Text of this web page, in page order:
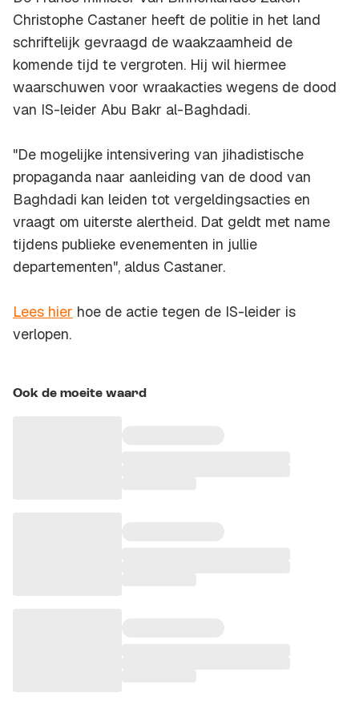
Christophe Castaner heeft de politie in het land
schriftelijk gevraagd de waakzaamheid de
komende tijd te vergroten. Hij wil hiermee
waarschuwen voor wraakacties wegens de dood
van IS-leider Abu Bakr al-Baghdadi.
"De mogelijke intensivering van jihadistische
propaganda naar aanleiding van de dood van
Baghdadi kan leiden tot vergeldingsacties en
vraagt om uiterste alertheid. Dat geldt met name
tijdens publieke evenementen in jullie
departementen", aldus Castaner.
Lees hier hoe de actie tegen de IS-leider is
verlopen.
Ook de moeite waard